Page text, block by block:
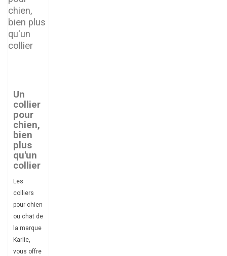
Un
collier
pour
chien,
bien
plus
qu'un
collier
Les
colliers
pour chien
ou chat de
la marque
Karlie,
vous offre